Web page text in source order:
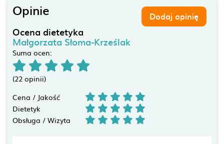
Opinie Dodaj opinię
Ocena dietetyka
Małgorzata Słoma-Krześlak
Suma ocen:
(22 opinii)
Cena / Jakość
Dietetyk
Obsługa / Wizyta